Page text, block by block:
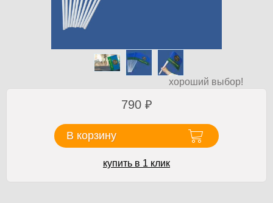
хороший выбор!
790 ₽
В корзину
купить в 1 клик